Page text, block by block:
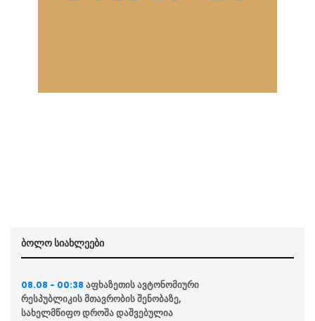
ბოლო სიახლეები
08.08 - 00:38 აფხაზეთის ავტონომიური
რესპუბლიკის მთავრობის შენობაზე,
სახელმწიფო დროშა დაშვებულია